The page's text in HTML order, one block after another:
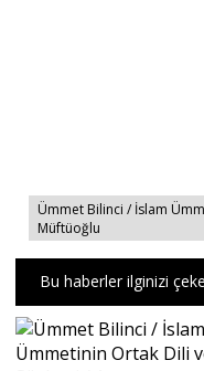
Ümmet Bilinci / İslam
Müftüoğlu
Bu haberler ilginizi